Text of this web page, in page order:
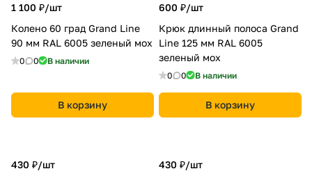
1 100 ₽/шт
Колено 60 град Grand Line
90 мм RAL 6005 зеленый мох
0 0 В наличии
В корзину
600 ₽/шт
Крюк длинный полоса Grand
Line 125 мм RAL 6005
зеленый мох
0 0 В наличии
В корзину
430 ₽/шт
430 ₽/шт